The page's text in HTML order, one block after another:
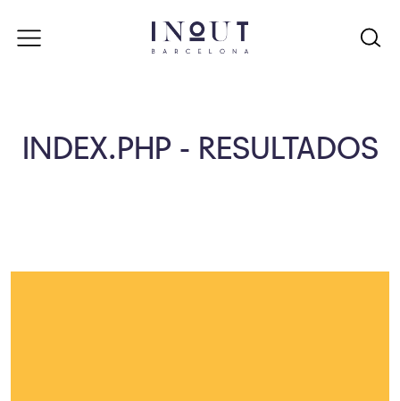
INDEX.PHP - RESULTADOS